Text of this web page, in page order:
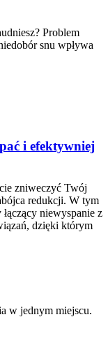
Problem
snu wpływa
i efektywniej
zniweczyć Twój
redukcji. W tym
niewyspanie z
dzięki którym
w jednym miejscu.